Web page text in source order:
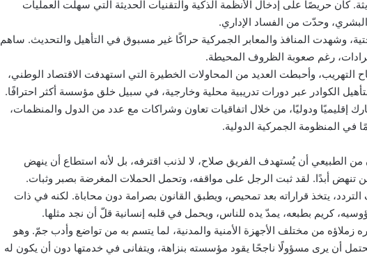
كان حريصًا على إدخال الأنظمة الذكية والتقنيات الحديثة التي سهلت العمليات
وحدّت من الفساد الإداري.
وشهدت المنافذ والمعابر الجمركية حراكًا غير مسبوق في التأهيل والتحديث. ساهم
رغم صعوبة الظروف المحيطة.
وأحبطت العديد من المحاولات الخطيرة التي استهدفت الاقتصاد الوطني،
الكوادر عبر دورات تدريبية محلية وخارجية، في سبيل خلق مؤسسة أكثر احترافًا.
إقليميًا ودوليًا، من خلال اتفاقيات تعاون وشراكات مع عدد من الدول والمنظمات،
في المنظومة الجمركية الدولية.
من الطبيعي أن يُستهدف الفريق صلاح، لا لذنب اقترفه، بل لأنه استطاع أن ينهض
تنهض أبدًا. لقد ثبت الرجل على مواقفه، وتحمل الحملات المغرضة بصبر وثبات.
يتخذ قراراته بعد تمحيص، ويطبق القانون بصرامة دون محاباة. لكنه في ذات
كريم بطبعه، يمدّ يده للناس، ويحمل في قلبه إنسانية قلّ أن نجد مثلها.
من مختلف الأجهزة الأمنية والمدنية، لما يتسم به من تواضع وأدب جمّ. وهو
أن يرى مسؤولًا ناجحًا يقود مؤسسته بنزاهة، ويتفانى في خدمتها دون أن يكون له